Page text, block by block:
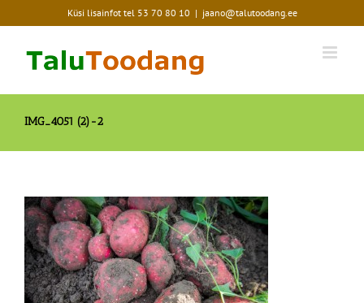
to
Küsi lisainfot tel 53 70 80 10 | jaano@talutoodang.ee
IMG_4051 (2)-2